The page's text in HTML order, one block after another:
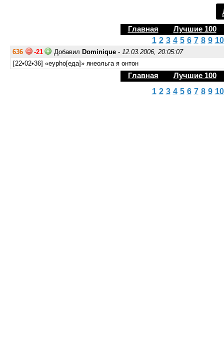
Главная Лучшие 100
1 2 3 4 5 6 7 8 9 10
636 -21 Добавил Dominique - 12.03.2006, 20:05:07
[22•02•36] «eypho[еда]» янеольга я онтон
Главная Лучшие 100
1 2 3 4 5 6 7 8 9 10